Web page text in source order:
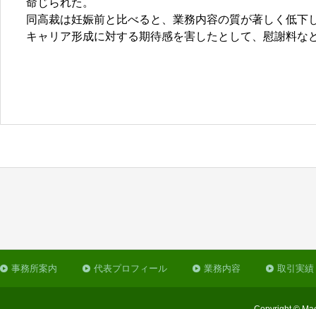
命じられた。
同高裁は妊娠前と比べると、業務内容の質が著しく低下
キャリア形成に対する期待感を害したとして、慰謝料な
事務所案内 代表プロフィール 業務内容 取引実績